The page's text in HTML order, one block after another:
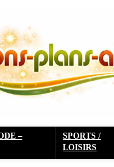
–
SPORTS /
LOISIRS